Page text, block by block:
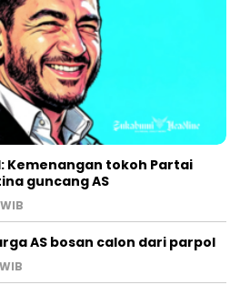
Kemenangan tokoh Partai
guncang AS
AS bosan calon dari parpol